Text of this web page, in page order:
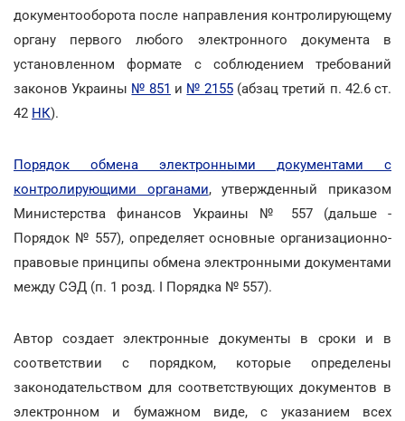
документооборота после направления контролирующему
органу первого любого электронного документа в
установленном формате с соблюдением требований
законов Украины № 851 и № 2155(абзац третий п. 42.6 ст.
42 НК).
Порядок обмена электронными документами с
контролирующими органами, утвержденный приказом
Министерства финансов Украины № 557 (дальше -
Порядок № 557), определяет основные организационно-
правовые принципы обмена электронными документами
между СЭД (п. 1 розд. I Порядка № 557).
Автор создает электронные документы в сроки и в
соответствии с порядком, которые определены
законодательством для соответствующих документов в
электронном и бумажном виде, с указанием всех